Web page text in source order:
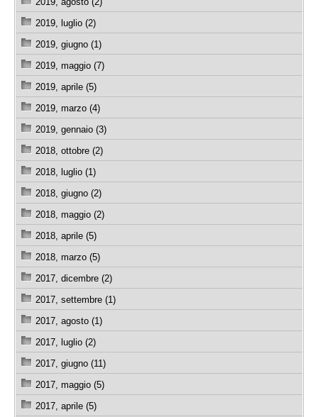
2019, luglio (2)
2019, giugno (1)
2019, maggio (7)
2019, aprile (5)
2019, marzo (4)
2019, gennaio (3)
2018, ottobre (2)
2018, luglio (1)
2018, giugno (2)
2018, maggio (2)
2018, aprile (5)
2018, marzo (5)
2017, dicembre (2)
2017, settembre (1)
2017, agosto (1)
2017, luglio (2)
2017, giugno (11)
2017, maggio (5)
2017, aprile (5)